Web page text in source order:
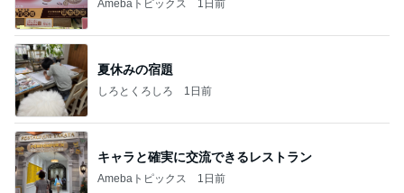
Amebaトピックス 1日前
夏休みの宿題
しろとくろしろ 1日前
キャラと確実に交流できるレストラン
Amebaトピックス 1日前